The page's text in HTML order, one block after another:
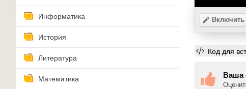
Информатика
История
Литература
Математика
Код для
Ваша